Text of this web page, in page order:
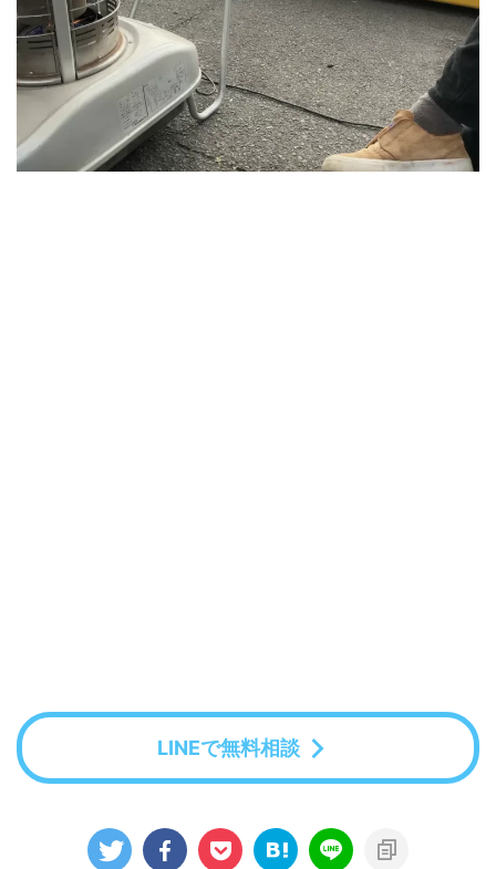
LINEで無料相談